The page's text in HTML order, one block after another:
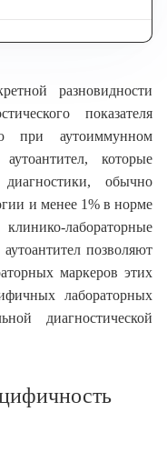
разновидности
показателя
при аутоиммунном
которые
обычно
и менее 1% в норме
лабораторные
позволяют
маркеров этих
лабораторных
диагностической